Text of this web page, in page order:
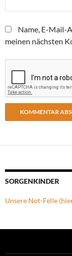
Name, E-Mail-
meinen nächsten
SORGENKINDER
Unsere Not-Felle